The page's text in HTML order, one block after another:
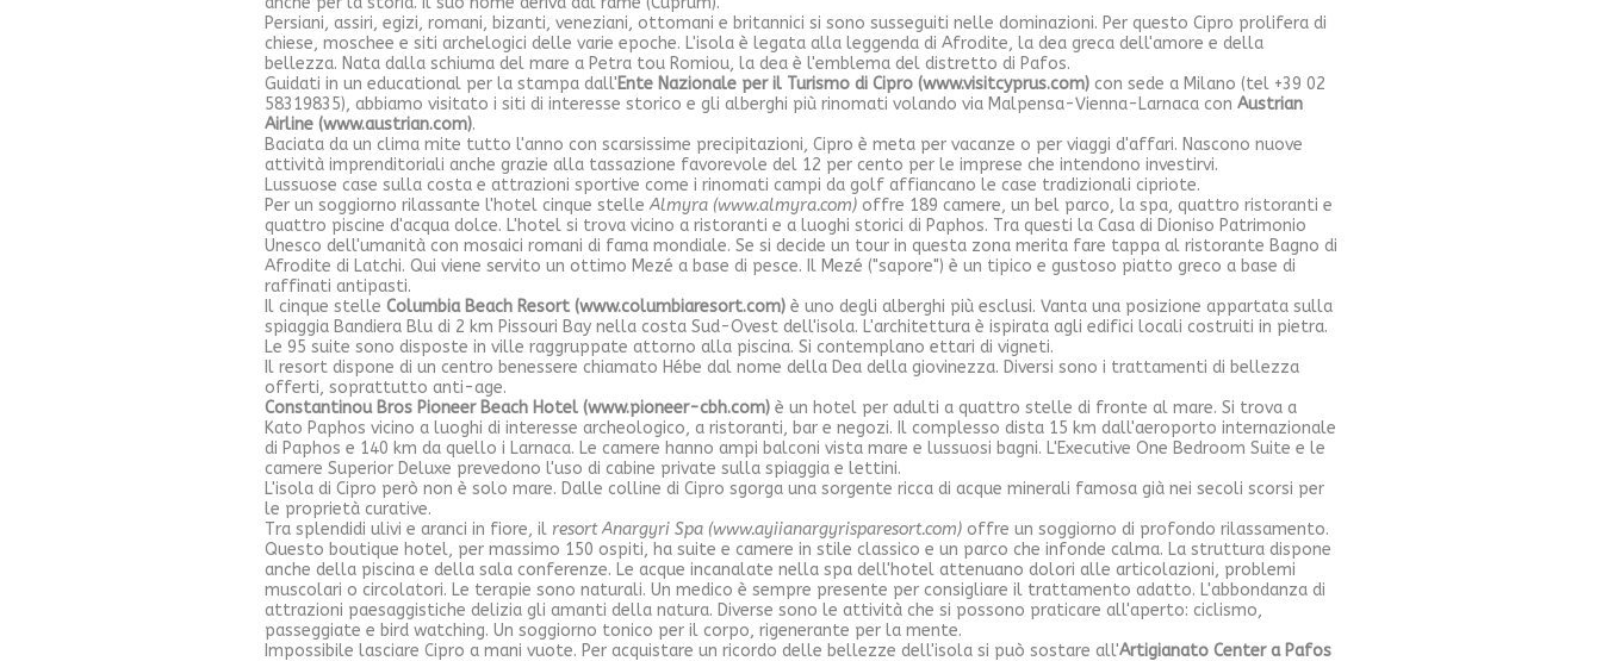
Persiani, assiri, egizi, romani, bizanti, veneziani, ottomani e britannici si sono susseguiti nelle dominazioni. Per questo Cipro prolifera di
chiese, moschee e siti archelogici delle varie epoche. L'isola è legata alla leggenda di Afrodite, la dea greca dell'amore e della
bellezza. Nata dalla schiuma del mare a Petra tou Romiou, la dea è l'emblema del distretto di Pafos.
Guidati in un educational per la stampa dall'Ente Nazionale per il Turismo di Cipro (www.visitcyprus.com) con sede a Milano (tel +39 02
58319835), abbiamo visitato i siti di interesse storico e gli alberghi più rinomati volando via Malpensa-Vienna-Larnaca con Austrian
Airline (www.austrian.com).
Baciata da un clima mite tutto l'anno con scarsissime precipitazioni, Cipro è meta per vacanze o per viaggi d'affari. Nascono nuove
attività imprenditoriali anche grazie alla tassazione favorevole del 12 per cento per le imprese che intendono investirvi.
Lussuose case sulla costa e attrazioni sportive come i rinomati campi da golf affiancano le case tradizionali cipriote.
Per un soggiorno rilassante l'hotel cinque stelle Almyra (www.almyra.com) offre 189 camere, un bel parco, la spa, quattro ristoranti e
quattro piscine d'acqua dolce. L'hotel si trova vicino a ristoranti e a luoghi storici di Paphos. Tra questi la Casa di Dioniso Patrimonio
Unesco dell'umanità con mosaici romani di fama mondiale. Se si decide un tour in questa zona merita fare tappa al ristorante Bagno di
Afrodite di Latchi. Qui viene servito un ottimo Mezé a base di pesce. Il Mezé ("sapore") è un tipico e gustoso piatto greco a base di
raffinati antipasti.
Il cinque stelle Columbia Beach Resort (www.columbiaresort.com) è uno degli alberghi più esclusi. Vanta una posizione appartata sulla
spiaggia Bandiera Blu di 2 km Pissouri Bay nella costa Sud-Ovest dell'isola. L'architettura è ispirata agli edifici locali costruiti in pietra.
Le 95 suite sono disposte in ville raggruppate attorno alla piscina. Si contemplano ettari di vigneti.
Il resort dispone di un centro benessere chiamato Hébe dal nome della Dea della giovinezza. Diversi sono i trattamenti di bellezza
offerti, soprattutto anti-age.
Constantinou Bros Pioneer Beach Hotel (www.pioneer-cbh.com) è un hotel per adulti a quattro stelle di fronte al mare. Si trova a
Kato Paphos vicino a luoghi di interesse archeologico, a ristoranti, bar e negozi. Il complesso dista 15 km dall'aeroporto internazionale
di Paphos e 140 km da quello i Larnaca. Le camere hanno ampi balconi vista mare e lussuosi bagni. L'Executive One Bedroom Suite e le
camere Superior Deluxe prevedono l'uso di cabine private sulla spiaggia e lettini.
L'isola di Cipro però non è solo mare. Dalle colline di Cipro sgorga una sorgente ricca di acque minerali famosa già nei secoli scorsi per
le proprietà curative.
Tra splendidi ulivi e aranci in fiore, il resort Anargyri Spa (www.ayiianargyrisparesort.com) offre un soggiorno di profondo rilassamento.
Questo boutique hotel, per massimo 150 ospiti, ha suite e camere in stile classico e un parco che infonde calma. La struttura dispone
anche della piscina e della sala conferenze. Le acque incanalate nella spa dell'hotel attenuano dolori alle articolazioni, problemi
muscolari o circolatori. Le terapie sono naturali. Un medico è sempre presente per consigliare il trattamento adatto. L'abbondanza di
attrazioni paesaggistiche delizia gli amanti della natura. Diverse sono le attività che si possono praticare all'aperto: ciclismo,
passeggiate e bird watching. Un soggiorno tonico per il corpo, rigenerante per la mente.
Impossibile lasciare Cipro a mani vuote. Per acquistare un ricordo delle bellezze dell'isola si può sostare all'Artigianato Center a Pafos